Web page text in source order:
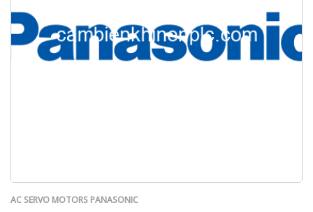
AC SERVO MOTORS PANASONIC